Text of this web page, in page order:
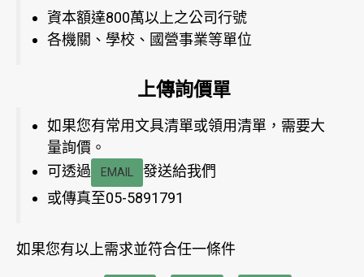
資本額達800萬以上之公司行號
各機關、學校、國營事業等單位
上傳詢價單
如果您有常用文具清單或領用清單，需要大
量詢價。
可透過
EMAIL
發送給我們
或傳真至05-5891791
如果您有以上需求並符合任一條件